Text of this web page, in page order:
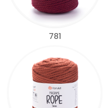
781